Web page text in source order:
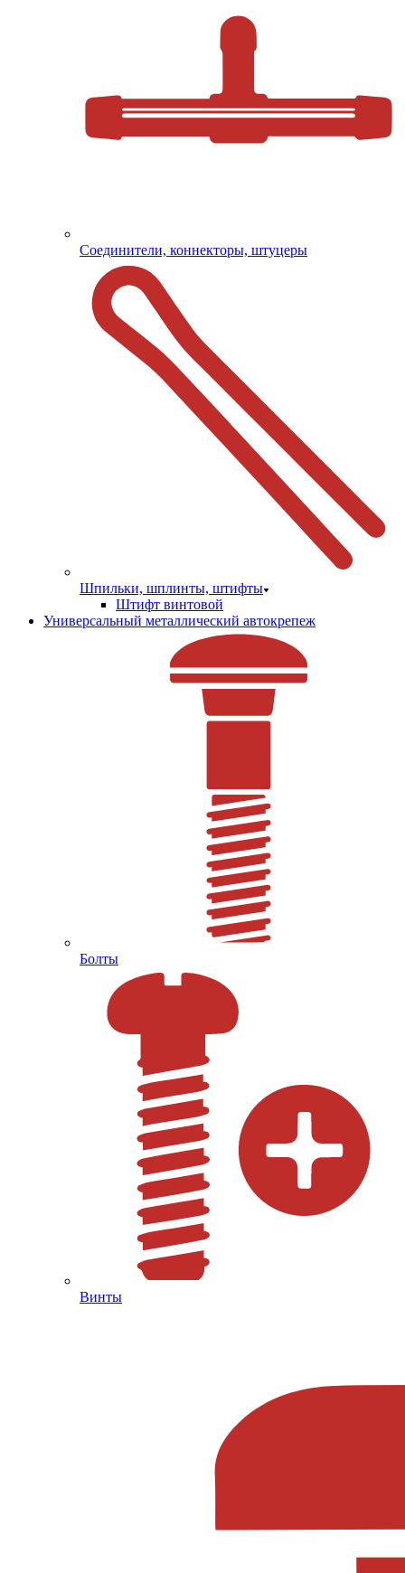
Соединители, коннекторы, штуцеры
Шпильки, шплинты, штифты
Штифт винтовой
Универсальный металлический автокрепеж
Болты
Винты